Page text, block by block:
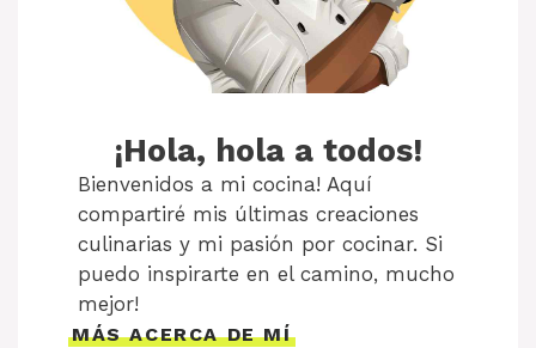
¡Hola, hola a todos!
Bienvenidos a mi cocina! Aquí
compartiré mis últimas creaciones
culinarias y mi pasión por cocinar. Si
puedo inspirarte en el camino, mucho
mejor!
MÁS ACERCA DE MÍ